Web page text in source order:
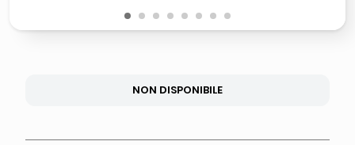
1 2 3 4 5 6 7 8
NON DISPONIBILE